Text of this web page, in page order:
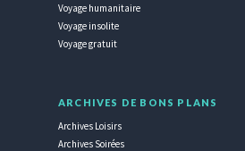
Voyage humanitaire
Voyage insolite
Voyage gratuit
ARCHIVES DE BONS PLANS
Archives Loisirs
Archives Soirées